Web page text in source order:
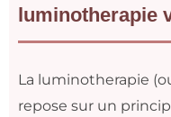
luminotherapie
La luminotherapie
repose sur un